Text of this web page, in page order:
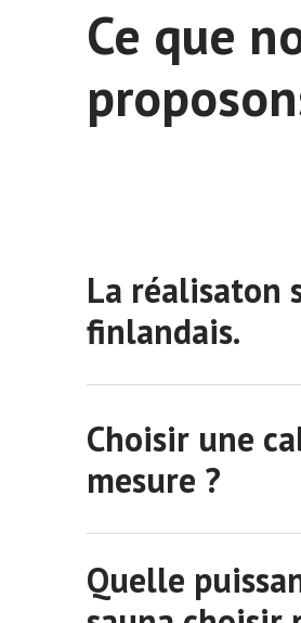
Ce que
La réalisaton
finlandais.
Choisir une
mesure ?
Quelle